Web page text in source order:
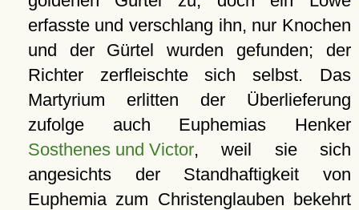
erfasste und verschlang ihn, nur Knochen
und der Gürtel wurden gefunden; der
Richter zerfleischte sich selbst. Das
Martyrium erlitten der Überlieferung
zufolge auch Euphemias Henker
Sosthenes und Victor, weil sie sich
angesichts der Standhaftigkeit von
Euphemia zum Christenglauben bekehrt